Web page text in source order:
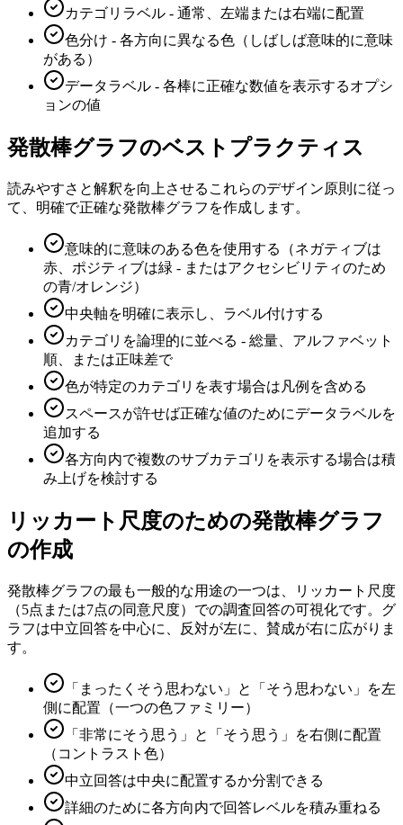
カテゴリラベル - 通常、左端または右端に配置
色分け - 各方向に異なる色（しばしば意味的に意味
がある）
データラベル - 各棒に正確な数値を表示するオプシ
ョンの値
発散棒グラフのベストプラクティス
読みやすさと解釈を向上させるこれらのデザイン原則に従っ
て、明確で正確な発散棒グラフを作成します。
意味的に意味のある色を使用する（ネガティブは
赤、ポジティブは緑 - またはアクセシビリティのため
の青/オレンジ）
中央軸を明確に表示し、ラベル付けする
カテゴリを論理的に並べる - 総量、アルファベット
順、または正味差で
色が特定のカテゴリを表す場合は凡例を含める
スペースが許せば正確な値のためにデータラベルを
追加する
各方向内で複数のサブカテゴリを表示する場合は積
み上げを検討する
リッカート尺度のための発散棒グラフ
の作成
発散棒グラフの最も一般的な用途の一つは、リッカート尺度
（5点または7点の同意尺度）での調査回答の可視化です。グ
ラフは中立回答を中心に、反対が左に、賛成が右に広がりま
す。
「まったくそう思わない」と「そう思わない」を左
側に配置（一つの色ファミリー）
「非常にそう思う」と「そう思う」を右側に配置
（コントラスト色）
中立回答は中央に配置するか分割できる
詳細のために各方向内で回答レベルを積み重ねる